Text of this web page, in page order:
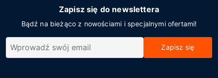
Zapisz się do newslettera
Bądź na bieżąco z nowościami i specjalnymi ofertami!
Zapisz się